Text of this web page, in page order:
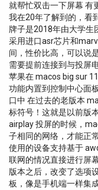
就帮忙双击一下屏幕 有
我在20年了解到的，看
牌子是2018年由大学生
采用进口asr芯片和
间，性价比高，可以说
需要提前连接到与投屏
苹果在 macos big sur
功能内置到控制中心面
口中 在过去的老版本
标符号！这就是以前版
airplay 投屏的时候，
子相同的网络，才能正
使用的设备支持基于
联网的情况直接进行屏
版本之后，改变了选项
板，像是手机端一样集